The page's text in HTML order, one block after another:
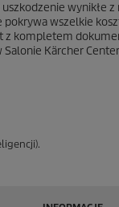
wszelkie
z kompletem
Kärcher